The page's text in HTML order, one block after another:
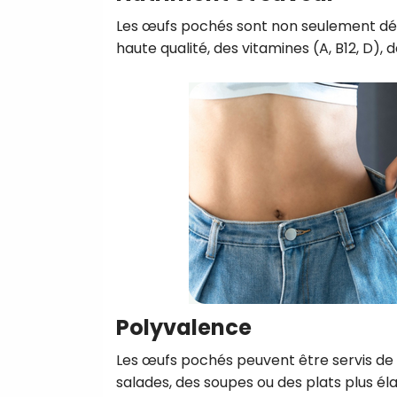
Les œufs pochés sont non seulement
haute qualité, des vitamines (A, B12,
Polyvalence
Les œufs pochés peuvent être servis
salades, des soupes ou des plats plus